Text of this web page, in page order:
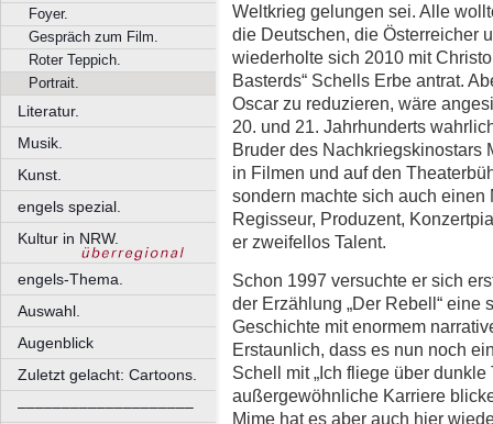
Foyer.
Gespräch zum Film.
Roter Teppich.
Portrait.
Literatur.
Musik.
Kunst.
engels spezial.
Kultur in NRW.
engels-Thema.
Auswahl.
Augenblick
Zuletzt gelacht: Cartoons.
––––––––––––––––––––
Weltkrieg gelungen sei. Alle
die Deutschen, die Österreicher
wiederholte sich 2010 mit
Basterds“ Schells Erbe antrat.
Oscar zu reduzieren, wäre
20. und 21. Jahrhunderts
Bruder des Nachkriegskinostars
in Filmen und auf den
sondern machte sich auch einen
Regisseur, Produzent,
er zweifellos Talent.
Schon 1997 versuchte er sich
der Erzählung „Der Rebell“ eine
Geschichte mit enormem
Erstaunlich, dass es nun noch
Schell mit „Ich fliege über
außergewöhnliche Karriere
Mime hat es aber auch hier